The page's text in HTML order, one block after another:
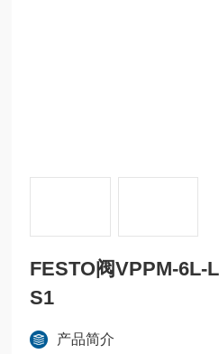
FESTO阀VPPM-6L-
S1
产品简介